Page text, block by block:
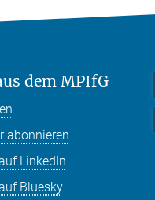
dem MPIfG
abonnieren
LinkedIn
Bluesky